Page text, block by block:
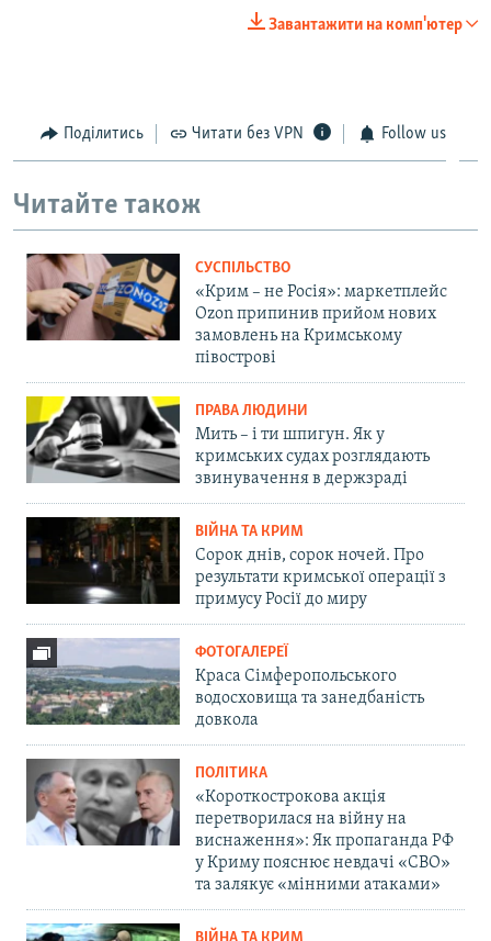
Завантажити на комп'ютер
Поділитись Читати без VPN Follow us
Читайте також
СУСПІЛЬСТВО
«Крим – не Росія»: маркетплейс
Ozon припинив прийом нових
замовлень на Кримському
півострові
ПРАВА ЛЮДИНИ
Мить – і ти шпигун. Як у
кримських судах розглядають
звинувачення в держзраді
ВІЙНА ТА КРИМ
Сорок днів, сорок ночей. Про
результати кримської операції з
примусу Росії до миру
ФОТОГАЛЕРЕЇ
Краса Сімферопольського
водосховища та занедбаність
довкола
ПОЛІТИКА
«Короткострокова акція
перетворилася на війну на
виснаження»: Як пропаганда РФ
у Криму пояснює невдачі «СВО»
та залякує «мінними атаками»